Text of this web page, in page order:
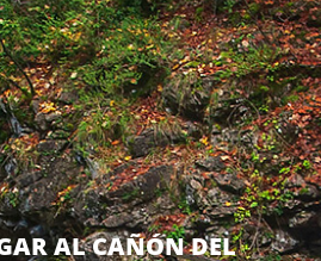
AL CAÑÓN DEL